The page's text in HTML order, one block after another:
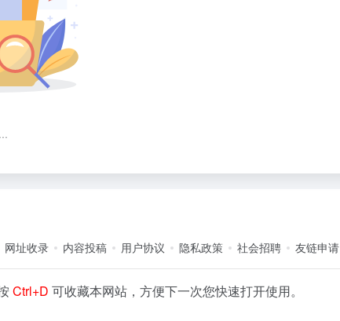
网址收录 内容投稿 用户协议 隐私政策 社会招聘 友链申请
Ctrl+D可收藏本网站，方便下一次您快速打开使用。